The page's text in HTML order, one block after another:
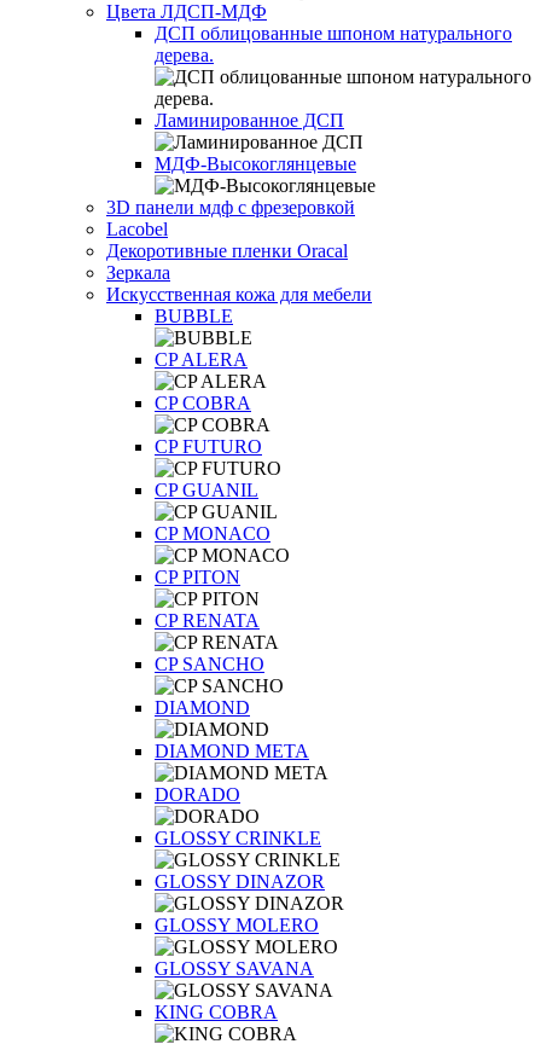
Цвета ЛДСП-МДФ
ДСП облицованные шпоном натурального
дерева.
Ламинированное ДСП
МДФ-Высокоглянцевые
3D панели мдф с фрезеровкой
Lacobel
Декоротивные пленки Oracal
Зеркала
Искусственная кожа для мебели
BUBBLE
CP ALERA
CP COBRA
CP FUTURO
CP GUANIL
CP MONACO
CP PITON
CP RENATA
CP SANCHO
DIAMOND
DIAMOND META
DORADO
GLOSSY CRINKLE
GLOSSY DINAZOR
GLOSSY MOLERO
GLOSSY SAVANA
KING COBRA